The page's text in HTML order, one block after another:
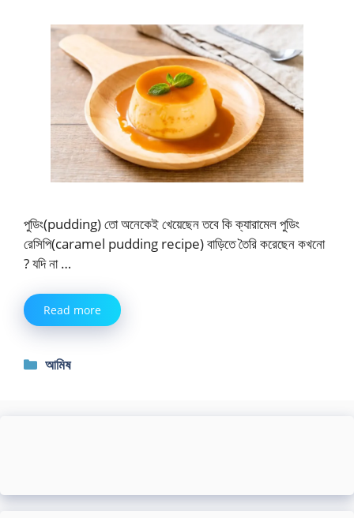
পুডিং(pudding) তো অনেকেই খেয়েছেন তবে কি ক্যারামেল পুডিং
রেসিপি(caramel pudding recipe) বাড়িতে তৈরি করেছেন কখনো
? যদি না …
Read more
Categories
আমিষ